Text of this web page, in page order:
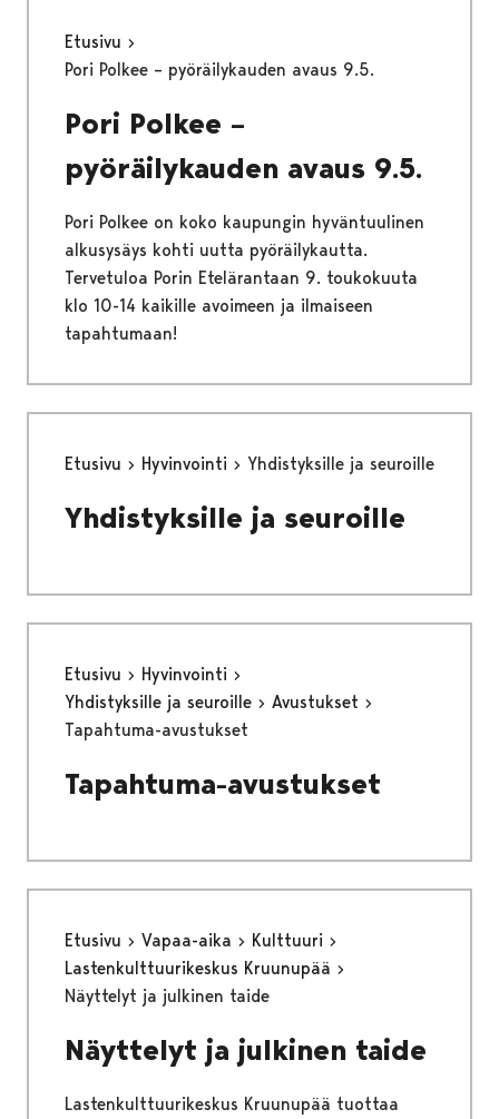
Etusivu
Pori Polkee – pyöräilykauden avaus 9.5.
Pori Polkee –
pyöräilykauden avaus 9.5.
Pori Polkee on koko kaupungin hyväntuulinen
alkusysäys kohti uutta pyöräilykautta.
Tervetuloa Porin Etelärantaan 9. toukokuuta
klo 10-14 kaikille avoimeen ja ilmaiseen
tapahtumaan!
Etusivu Hyvinvointi Yhdistyksille ja seuroille
Yhdistyksille ja seuroille
Etusivu
Hyvinvointi
Yhdistyksille ja seuroille
Avustukset
Tapahtuma-avustukset
Tapahtuma-avustukset
Etusivu Vapaa-aika
Kulttuuri
Lastenkulttuurikeskus Kruunupää
Näyttelyt ja julkinen taide
Näyttelyt ja julkinen taide
Lastenkulttuurikeskus Kruunupää tuottaa